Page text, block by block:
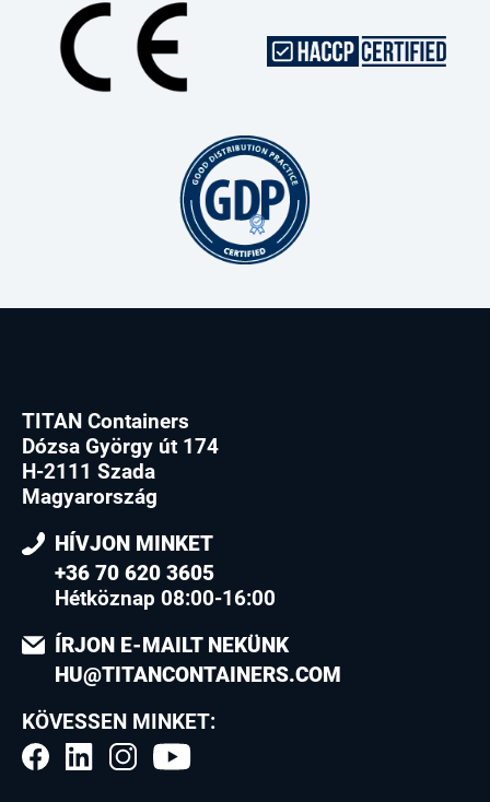
TITAN Containers
Dózsa György út 174
H-2111 Szada
Magyarország
HÍVJON MINKET
+36 70 620 3605
Hétköznap 08:00-16:00
ÍRJON E-MAILT NEKÜNK
HU@TITANCONTAINERS.COM
KÖVESSEN MINKET: